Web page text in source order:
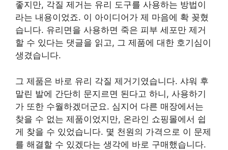
좋지만, 각질 제거는 유리 도구를 사용하는 방법이
라는 내용이었죠. 이 아이디어가 제 마음에 확 꽂혔
습니다. 유리면을 사용하면 죽은 피부 세포만 제거
할 수 있다는 댓글을 읽고, 그 제품에 대한 호기심이
생겼습니다.
그 제품은 바로 유리 각질 제거기였습니다. 샤워 후
말린 발에 간단히 문지르면 된다고 하니, 사용하기
가 또한 수월하겠더군요. 심지어 다른 매장에서는
찾을 수 없는 제품이었지만, 온라인 쇼핑몰에서 쉽
게 찾을 수 있었습니다. 몇 천원의 가격으로 이 문제
를 해결할 수 있겠다는 생각에 바로 구매했습니다.